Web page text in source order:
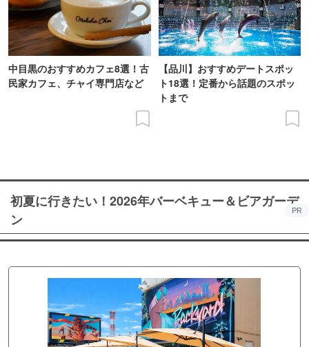
中目黒のおすすめカフェ8選！古
民家カフェ、チャイ専門店など
【品川】おすすめデートスポッ
ト18選！定番から話題のスポッ
トまで
初夏に行きたい！2026年バーベキュー＆ビアガーデ
ン
PR